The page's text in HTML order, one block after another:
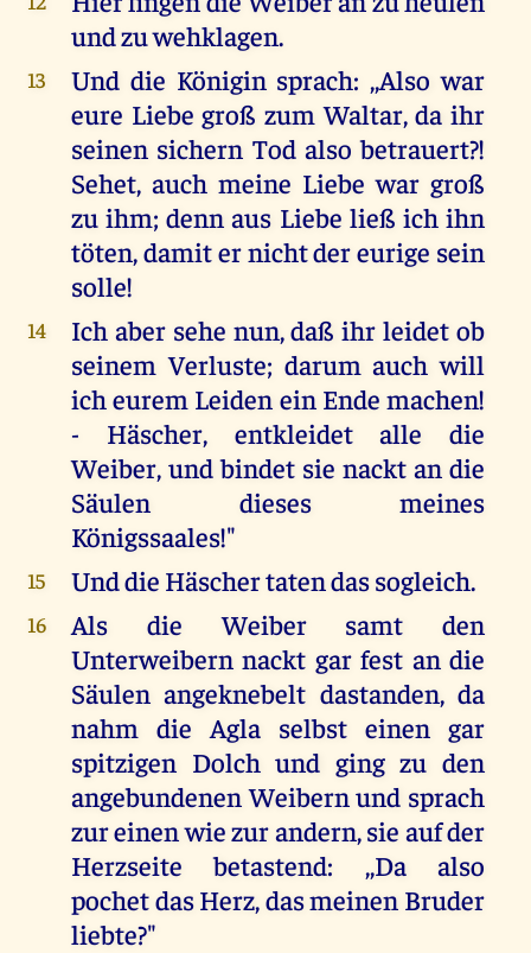
und zu wehklagen.
13
Und die Königin sprach: ,,Also war
eure Liebe groß zum Waltar, da ihr
seinen sichern Tod also betrauert?!
Sehet, auch meine Liebe war groß
zu ihm; denn aus Liebe ließ ich ihn
töten, damit er nicht der eurige sein
solle!
14
Ich aber sehe nun, daß ihr leidet ob
seinem Verluste; darum auch will
ich eurem Leiden ein Ende machen!
- Häscher, entkleidet alle die
Weiber, und bindet sie nackt an die
Säulen dieses meines
Königssaales!"
15 Und die Häscher taten das sogleich.
16
Als die Weiber samt den
Unterweibern nackt gar fest an die
Säulen angeknebelt dastanden, da
nahm die Agla selbst einen gar
spitzigen Dolch und ging zu den
angebundenen Weibern und sprach
zur einen wie zur andern, sie auf der
Herzseite betastend: ,,Da also
pochet das Herz, das meinen Bruder
liebte?"